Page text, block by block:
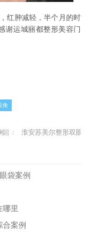
肿减轻，半个月的时
谢运城丽都整形美容门
角
篇： 淮安苏美尔整形双眼
袋案例
哪里
案例